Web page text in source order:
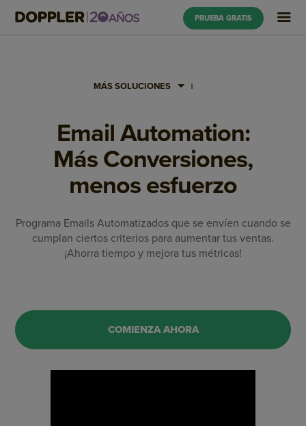
PRUEBA GRATIS
MÁS SOLUCIONES
Email Automation:
Más Conversiones,
menos esfuerzo
Programa Emails Automatizados que se envíen cuando se
cumplan ciertos criterios para aumentar tus ventas.
¡Ahorra tiempo y mejora tus métricas!
COMIENZA AHORA